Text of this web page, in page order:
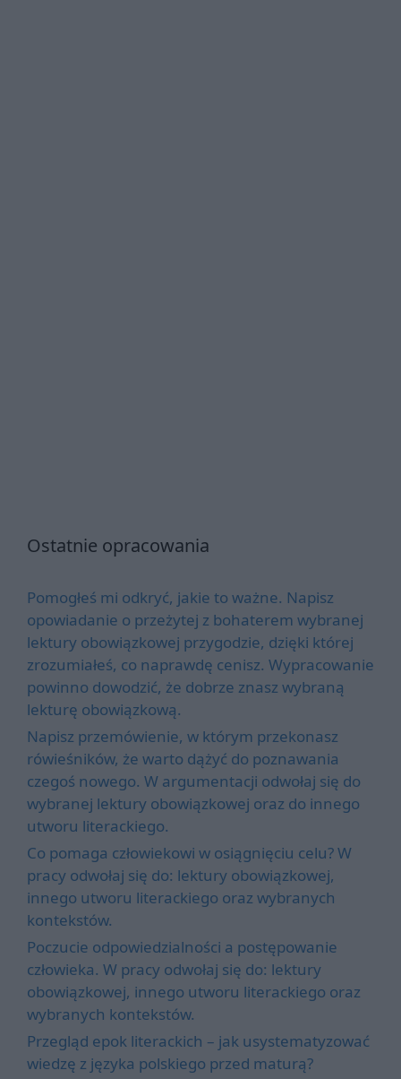
Ostatnie opracowania
Pomogłeś mi odkryć, jakie to ważne. Napisz
opowiadanie o przeżytej z bohaterem wybranej
lektury obowiązkowej przygodzie, dzięki której
zrozumiałeś, co naprawdę cenisz. Wypracowanie
powinno dowodzić, że dobrze znasz wybraną
lekturę obowiązkową.
Napisz przemówienie, w którym przekonasz
rówieśników, że warto dążyć do poznawania
czegoś nowego. W argumentacji odwołaj się do
wybranej lektury obowiązkowej oraz do innego
utworu literackiego.
Co pomaga człowiekowi w osiągnięciu celu? W
pracy odwołaj się do: lektury obowiązkowej,
innego utworu literackiego oraz wybranych
kontekstów.
Poczucie odpowiedzialności a postępowanie
człowieka. W pracy odwołaj się do: lektury
obowiązkowej, innego utworu literackiego oraz
wybranych kontekstów.
Przegląd epok literackich – jak usystematyzować
wiedzę z języka polskiego przed maturą?